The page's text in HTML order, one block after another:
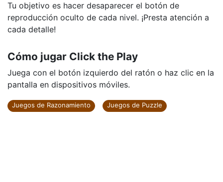
Tu objetivo es hacer desaparecer el botón de
reproducción oculto de cada nivel. ¡Presta atención a
cada detalle!
Cómo jugar Click the Play
Juega con el botón izquierdo del ratón o haz clic en la
pantalla en dispositivos móviles.
Juegos de Razonamiento Juegos de Puzzle